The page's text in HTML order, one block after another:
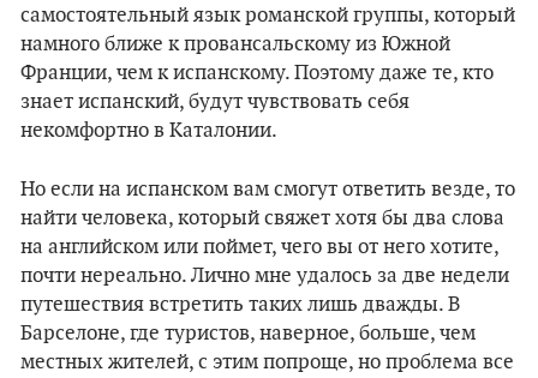
самостоятельный язык романской группы, который
намного ближе к провансальскому из Южной
Франции, чем к испанскому. Поэтому даже те, кто
знает испанский, будут чувствовать себя
некомфортно в Каталонии.
Но если на испанском вам смогут ответить везде, то
найти человека, который свяжет хотя бы два слова
на английском или поймет, чего вы от него хотите,
почти нереально. Лично мне удалось за две недели
путешествия встретить таких лишь дважды. В
Барселоне, где туристов, наверное, больше, чем
местных жителей, с этим попроще, но проблема все